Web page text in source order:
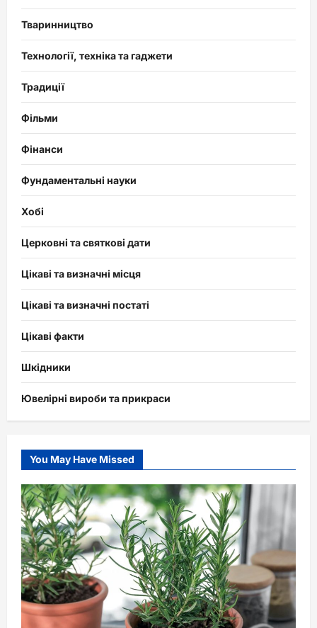
Тваринництво
Технології, техніка та гаджети
Традиції
Фільми
Фінанси
Фундаментальні науки
Хобі
Церковні та святкові дати
Цікаві та визначні місця
Цікаві та визначні постаті
Цікаві факти
Шкідники
Ювелірні вироби та прикраси
You May Have Missed